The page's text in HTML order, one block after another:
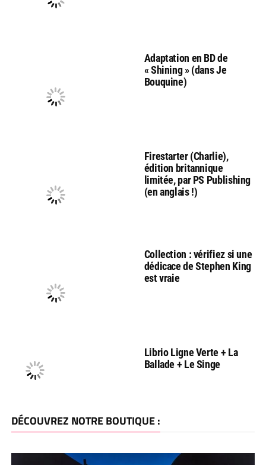
Adaptation en BD de
« Shining » (dans Je
Bouquine)
Firestarter (Charlie),
édition britannique
limitée, par PS Publishing
(en anglais !)
Collection : vérifiez si une
dédicace de Stephen King
est vraie
Librio Ligne Verte + La
Ballade + Le Singe
DÉCOUVREZ NOTRE BOUTIQUE :